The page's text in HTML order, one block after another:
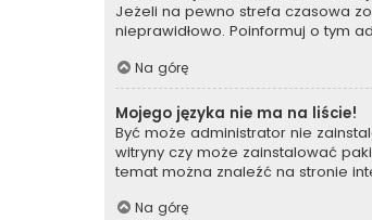
Jeżeli na pewno strefa czasowa
nieprawidłowo. Poinformuj o tym
Na górę
Mojego języka nie ma na liście!
Być może administrator nie
witryny czy może zainstalować
temat można znaleźć na stronie
Na górę